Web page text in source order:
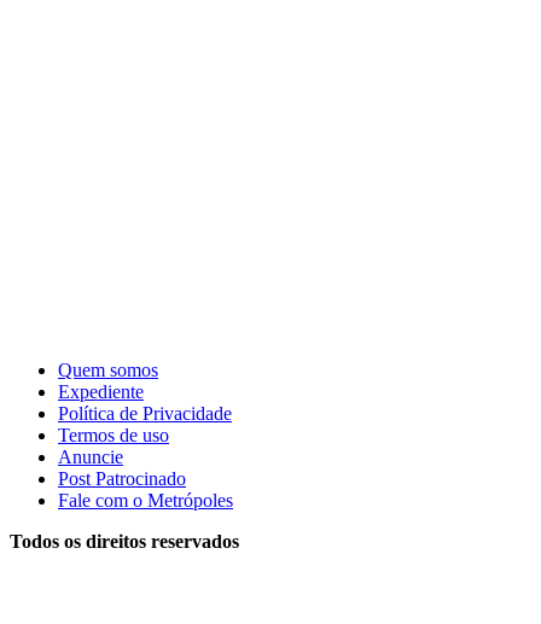
Quem somos
Expediente
Política de Privacidade
Termos de uso
Anuncie
Post Patrocinado
Fale com o Metrópoles
Todos os direitos reservados